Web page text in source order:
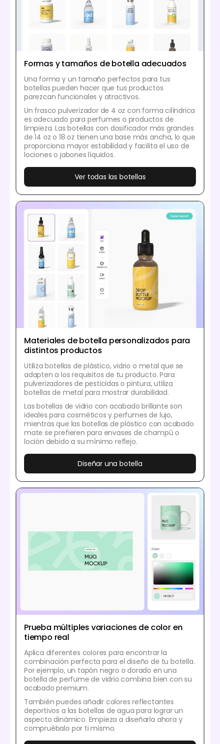
Formas y tamaños de botella adecuados
Una forma y un tamaño perfectos para tus
botellas pueden hacer que tus productos
parezcan funcionales y atractivos.
Un frasco pulverizador de 4 oz con forma cilíndrica
es adecuado para perfumes o productos de
limpieza. Las botellas con dosificador más grandes
de 14 oz o 18 oz tienen una base más ancha, lo que
proporciona mayor estabilidad y facilita el uso de
lociones o jabones líquidos.
Ver todas las botellas
Materiales de botella personalizados para
distintos productos
Utiliza botellas de plástico, vidrio o metal que se
adapten a los requisitos de tu producto. Para
pulverizadores de pesticidas o pintura, utiliza
botellas de metal para mostrar durabilidad.
Las botellas de vidrio con acabado brillante son
ideales para cosméticos y perfumes de lujo,
mientras que las botellas de plástico con acabado
mate se prefieren para envases de champú o
loción debido a su mínimo reflejo.
Diseñar una botella
Prueba múltiples variaciones de color en
tiempo real
Aplica diferentes colores para encontrar la
combinación perfecta para el diseño de tu botella.
Por ejemplo, un tapón negro o dorado en una
botella de perfume de vidrio combina bien con su
acabado premium.
También puedes añadir colores reflectantes
deportivos a las botellas de agua para lograr un
aspecto dinámico. Empieza a diseñarla ahora y
compruébalo por ti mismo.